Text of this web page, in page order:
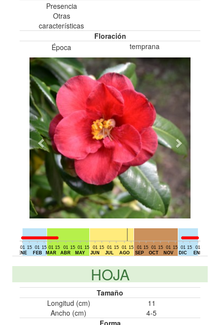
Presencia
Otras
características
Floración
Época
temprana
01
ENE
15
01
FEB
15 01
MAR
15
01
ABR
15 01
MAY
15
01
JUN
15
01
JUL
15
01
AGO
15
01
SEP
15
01
OCT
15
01
NOV
15 01
DIC
15
01
ENE
HOJA
Tamaño
Longitud (cm)
11
Ancho (cm)
4-5